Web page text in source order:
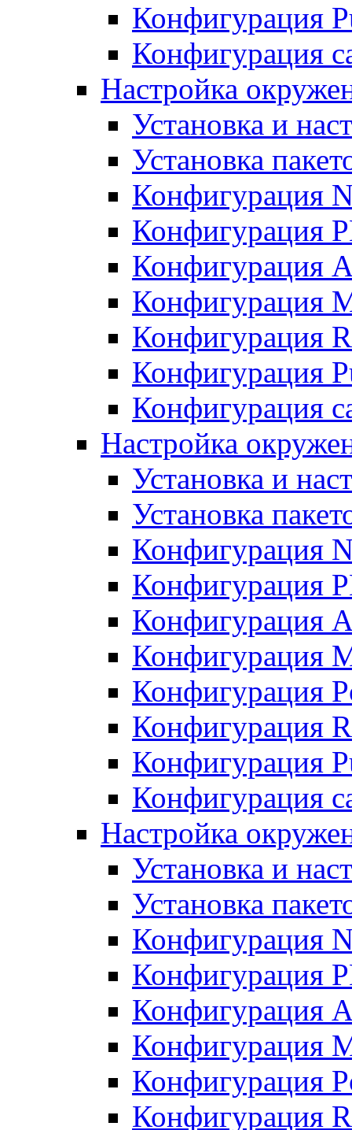
Конфигурация
Конфигурация
Настройка
Установка и
Установка
Конфигурация
Конфигурация
Конфигурация
Конфигурация
Конфигурация
Конфигурация
Конфигурация
Настройка
Установка и
Установка
Конфигурация
Конфигурация
Конфигурация
Конфигурация
Конфигурация
Конфигурация
Конфигурация
Конфигурация
Настройка
Установка и
Установка
Конфигурация
Конфигурация
Конфигурация
Конфигурация
Конфигурация
Конфигурация